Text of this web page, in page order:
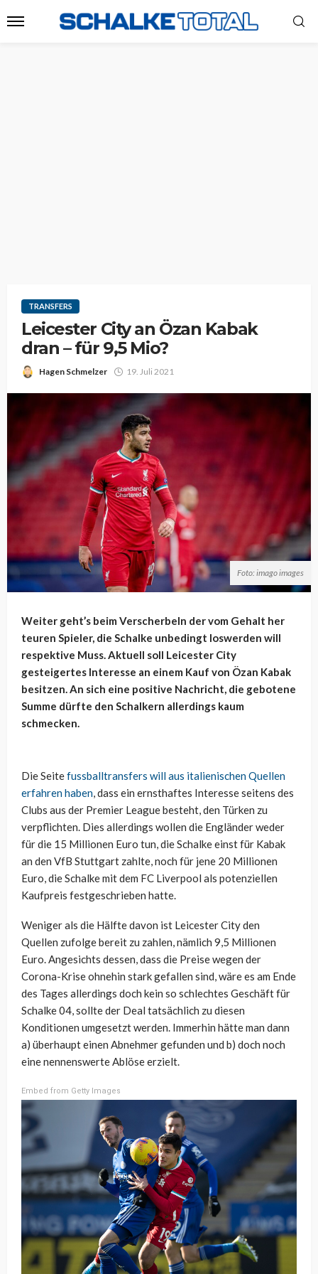
TRANSFERS
Leicester City an Özan Kabak
dran – für 9,5 Mio?
Hagen Schmelzer 19. Juli 2021
Foto: imago images
Weiter geht’s beim Verscherbeln der vom Gehalt her
teuren Spieler, die Schalke unbedingt loswerden will
respektive Muss. Aktuell soll Leicester City
gesteigertes Interesse an einem Kauf von Özan Kabak
besitzen. An sich eine positive Nachricht, die gebotene
Summe dürfte den Schalkern allerdings kaum
schmecken.
Die Seitefussballtransfers will aus italienischen Quellen
erfahren haben, dass ein ernsthaftes Interesse seitens des
Clubs aus der Premier League besteht, den Türken zu
verpflichten. Dies allerdings wollen die Engländer weder
für die 15 Millionen Euro tun, die Schalke einst für Kabak
an den VfB Stuttgart zahlte, noch für jene 20 Millionen
Euro, die Schalke mit dem FC Liverpool als potenziellen
Kaufpreis festgeschrieben hatte.
Weniger als die Hälfte davon ist Leicester City den
Quellen zufolge bereit zu zahlen, nämlich 9,5 Millionen
Euro. Angesichts dessen, dass die Preise wegen der
Corona-Krise ohnehin stark gefallen sind, wäre es am Ende
des Tages allerdings doch kein so schlechtes Geschäft für
Schalke 04, sollte der Deal tatsächlich zu diesen
Konditionen umgesetzt werden. Immerhin hätte man dann
a) überhaupt einen Abnehmer gefunden und b) doch noch
eine nennenswerte Ablöse erzielt.
Embed from Getty Images